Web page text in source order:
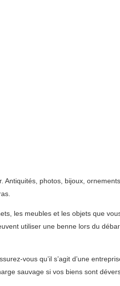
photos, bijoux,
les meubles et les objets que
utiliser une benne lors du
vous qu’il s’agit d’une
sauvage si vos biens sont